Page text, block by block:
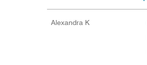
Alexandra K